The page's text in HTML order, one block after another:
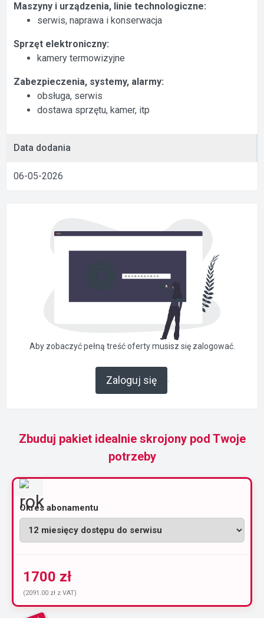
Maszyny i urządzenia, linie technologiczne:
serwis, naprawa i konserwacja
Sprzęt elektroniczny:
kamery termowizyjne
Zabezpieczenia, systemy, alarmy:
obsługa, serwis
dostawa sprzętu, kamer, itp
Data dodania
06-05-2026
Aby zobaczyć pełną treść oferty musisz się zalogować.
Zaloguj się .
Zbuduj pakiet idealnie skrojony pod Twoje
potrzeby
Okres abonamentu
1700 zł
(2091.00 zł z VAT)